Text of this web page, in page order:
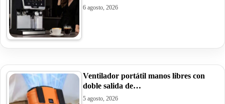
6 agosto, 2026
Ventilador portátil manos libres con
doble salida de…
5 agosto, 2026